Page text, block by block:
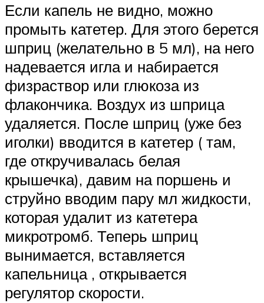
Если капель не видно, можно
промыть катетер. Для этого берется
шприц (желательно в 5 мл), на него
надевается игла и набирается
физраствор или глюкоза из
флакончика. Воздух из шприца
удаляется. После шприц (уже без
иголки) вводится в катетер ( там,
где откручивалась белая
крышечка), давим на поршень и
струйно вводим пару мл жидкости,
которая удалит из катетера
микротромб. Теперь шприц
вынимается, вставляется
капельница , открывается
регулятор скорости.